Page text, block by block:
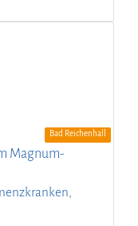
Bad Reichenhall
Magnum-